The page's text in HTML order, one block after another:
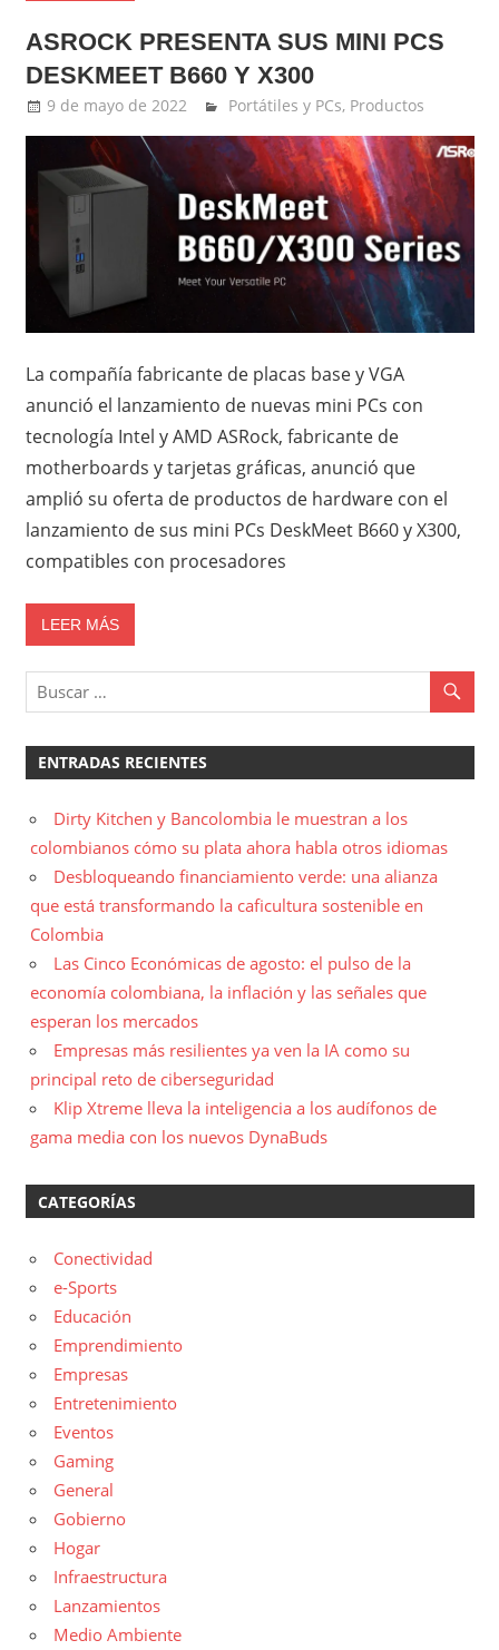
ASROCK PRESENTA SUS MINI PCS
DESKMEET B660 Y X300
9 de mayo de 2022 Ernesto Herrera
Portátiles y PCs, Productos
La compañía fabricante de placas base y VGA
anunció el lanzamiento de nuevas mini PCs con
tecnología Intel y AMD ASRock, fabricante de
motherboards y tarjetas gráficas, anunció que
amplió su oferta de productos de hardware con el
lanzamiento de sus mini PCs DeskMeet B660 y X300,
compatibles con procesadores
LEER MÁS
ENTRADAS RECIENTES
Dirty Kitchen y Bancolombia le muestran a los
colombianos cómo su plata ahora habla otros idiomas
Desbloqueando financiamiento verde: una alianza
que está transformando la caficultura sostenible en
Colombia
Las Cinco Económicas de agosto: el pulso de la
economía colombiana, la inflación y las señales que
esperan los mercados
Empresas más resilientes ya ven la IA como su
principal reto de ciberseguridad
Klip Xtreme lleva la inteligencia a los audífonos de
gama media con los nuevos DynaBuds
CATEGORÍAS
Conectividad
e-Sports
Educación
Emprendimiento
Empresas
Entretenimiento
Eventos
Gaming
General
Gobierno
Hogar
Infraestructura
Lanzamientos
Medio Ambiente